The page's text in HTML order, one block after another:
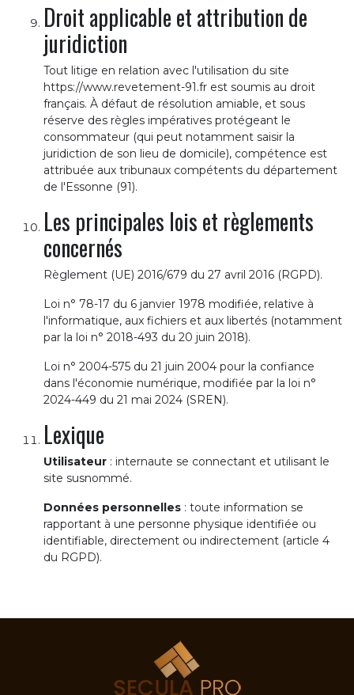
Droit applicable et attribution de
juridiction
Tout litige en relation avec l'utilisation du site
https://www.revetement-91.fr est soumis au droit
français. À défaut de résolution amiable, et sous
réserve des règles impératives protégeant le
consommateur (qui peut notamment saisir la
juridiction de son lieu de domicile), compétence est
attribuée aux tribunaux compétents du département
de l'Essonne (91).
Les principales lois et règlements
concernés
Règlement (UE) 2016/679 du 27 avril 2016 (RGPD).
Loi n° 78-17 du 6 janvier 1978 modifiée, relative à
l'informatique, aux fichiers et aux libertés (notamment
par la loi n° 2018-493 du 20 juin 2018).
Loi n° 2004-575 du 21 juin 2004 pour la confiance
dans l'économie numérique, modifiée par la loi n°
2024-449 du 21 mai 2024 (SREN).
Lexique
Utilisateur : internaute se connectant et utilisant le
site susnommé.
Données personnelles : toute information se
rapportant à une personne physique identifiée ou
identifiable, directement ou indirectement (article 4
du RGPD).